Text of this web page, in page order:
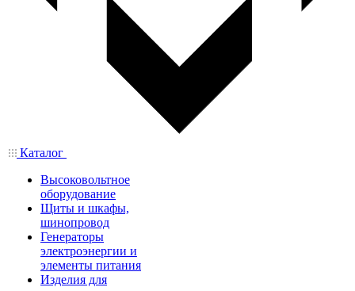
Каталог
Высоковольтное
оборудование
Щиты и шкафы,
шинопровод
Генераторы
электроэнергии и
элементы питания
Изделия для